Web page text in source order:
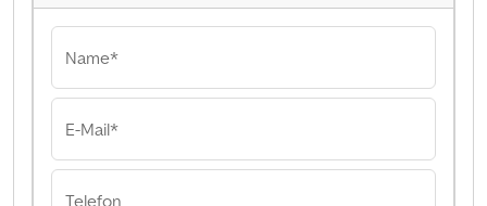
Name*
E-Mail*
Telefon